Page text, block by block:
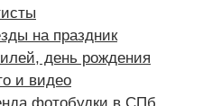
на праздник
день рождения
и видео
фотобудки в СПб